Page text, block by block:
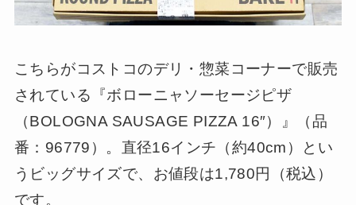
こちらがコストコのデリ・惣菜コーナーで販売
されている『ボローニャソーセージピザ
（BOLOGNA SAUSAGE PIZZA 16″）』（品
番：96779）。直径16インチ（約40cm）とい
うビッグサイズで、お値段は1,780円（税込）
です。